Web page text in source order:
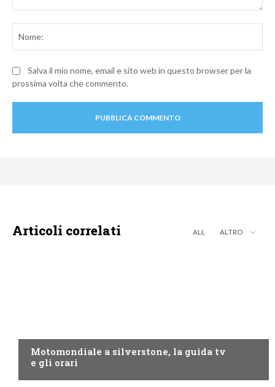
Salva il mio nome, email e sito web in questo browser per la
prossima volta che commento.
Articoli correlati ALL ALTRO
Motomondiale a silverstone, la guida tv
e gli orari